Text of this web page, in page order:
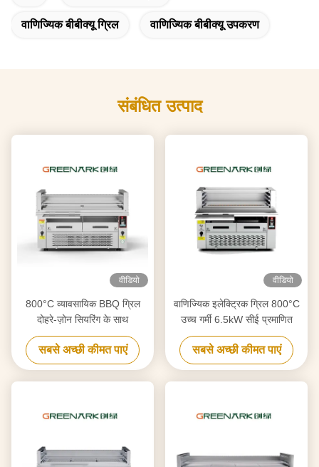
वाणिज्यिक बीबीक्यू ग्रिल वाणिज्यिक बीबीक्यू उपकरण
संबंधित उत्पाद
वीडियो
800°C व्यावसायिक BBQ ग्रिल
दोहरे-ज़ोन सियरिंग के साथ
सबसे अच्छी कीमत पाएं
वीडियो
वाणिज्यिक इलेक्ट्रिक ग्रिल 800°C
उच्च गर्मी 6.5kW सीई प्रमाणित
सबसे अच्छी कीमत पाएं